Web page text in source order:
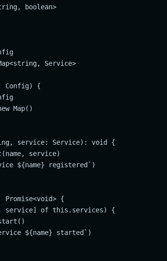
boolean>
Service>
Config) {
Map()
service: Service): void {
service)
${name} registered`)
Promise<void> {
service] of this.services) {
${name} started`)